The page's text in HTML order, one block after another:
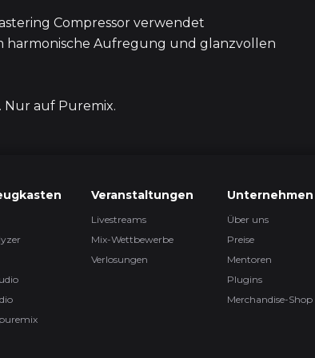
Compressor verwendet
harmonische Aufregung und glanzvollen
Nur auf Puremix.
Veranstaltungen
Livestreams
Mix-Wettbewerbe
Verlosungen
Unternehmen
Über uns
Preise
Mentoren
Plugins
Merchandise-Shop